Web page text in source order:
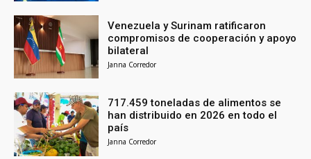
Venezuela y Surinam ratificaron
compromisos de cooperación y apoyo
bilateral
Janna Corredor
717.459 toneladas de alimentos se
han distribuido en 2026 en todo el
país
Janna Corredor